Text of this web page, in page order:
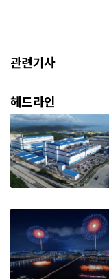
관련기사
헤드라인